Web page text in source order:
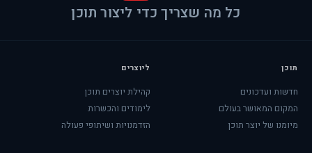
כל מה שצריך כדי ליצור תוכן
תוכן
חדשות ועדכונים
המקום המאושר בעולם
מיומנו של יוצר תוכן
ליוצרים
קהילת יוצרים תוכן
לימודים והכשרות
הזדמנויות ושיתופי פעולה